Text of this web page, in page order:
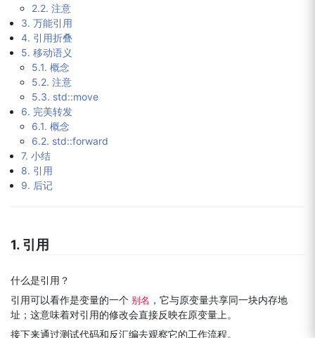
2.2. 注意
3. 万能引用
4. 引用折叠
5. 移动语义
5.1. 概念
5.2. 注意
5.3. std::move
6. 完美转发
6.1. 概念
6.2. std::forward
7. 小结
8. 引用
9. 后记
1. 引用
什么是引用？
引用可以看作是变量的一个 别名 ，它与原变量共享同一块内存地
址；这意味着对引用的修改会直接反映在原变量上。
接下来通过测试代码和反汇编去观察它的工作流程。